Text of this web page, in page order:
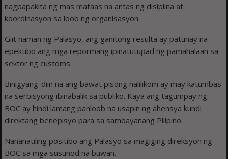
nagpapakita ng mas mataas na antas ng disiplina at
koordinasyon sa loob ng organisasyon.
Giit naman ng Palasyo, ang ganitong resulta ay patunay na
epektibo ang mga repormang ipinatutupad ng pamahalaan sa
sektor ng customs.
Binigyang-diin na ang bawat pisong nalilikom ay may katumbas
na serbisyong ibinabalik sa publiko. Kaya ang tagumpay ng
BOC ay hindi lamang panloob na usapin ng ahensya kundi
direktang benepisyo para sa sambayanang Pilipino.
Nananatiling positibo ang Palasyo sa magiging direksyon ng
BOC sa mga susunod na buwan.